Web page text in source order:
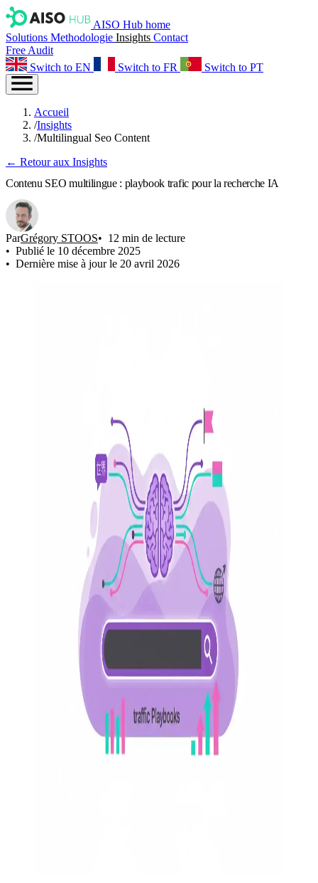
AISO Hub home
Solutions Methodologie Insights Contact
Free Audit
Switch to EN
Switch to FR Switch to PT
Accueil
/Insights
/Multilingual Seo Content
← Retour aux Insights
Contenu SEO multilingue : playbook trafic pour la recherche IA
ParGrégory STOOS
12 min de lecture
Publié le 10 décembre 2025
Dernière mise à jour le 20 avril 2026